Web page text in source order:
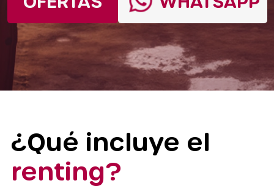
¿Qué incluye el
renting?